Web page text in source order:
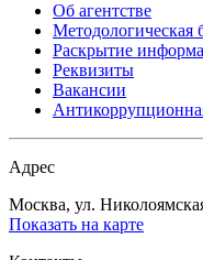
Об агентстве
Методологическая
Раскрытие
Реквизиты
Вакансии
Адрес
Москва, ул.
Показать на карте